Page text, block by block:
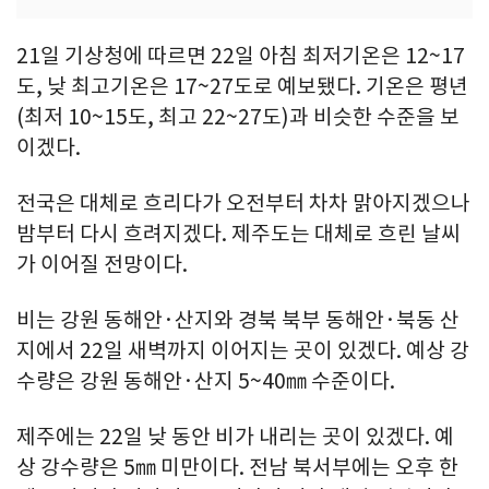
21일 기상청에 따르면 22일 아침 최저기온은 12~17
도, 낮 최고기온은 17~27도로 예보됐다. 기온은 평년
(최저 10~15도, 최고 22~27도)과 비슷한 수준을 보
이겠다.
전국은 대체로 흐리다가 오전부터 차차 맑아지겠으나
밤부터 다시 흐려지겠다. 제주도는 대체로 흐린 날씨
가 이어질 전망이다.
비는 강원 동해안·산지와 경북 북부 동해안·북동 산
지에서 22일 새벽까지 이어지는 곳이 있겠다. 예상 강
수량은 강원 동해안·산지 5~40㎜ 수준이다.
제주에는 22일 낮 동안 비가 내리는 곳이 있겠다. 예
상 강수량은 5㎜ 미만이다. 전남 북서부에는 오후 한